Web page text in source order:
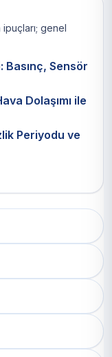
ipuçları; genel
Basınç, Sensör
Dolaşımı ile
Periyodu ve